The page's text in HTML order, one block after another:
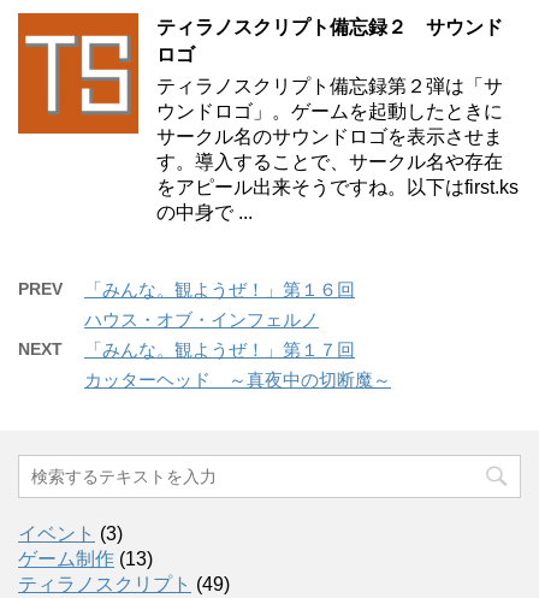
ティラノスクリプト備忘録２ サウンド
ロゴ
ティラノスクリプト備忘録第２弾は「サ
ウンドロゴ」。ゲームを起動したときに
サークル名のサウンドロゴを表示させま
す。導入することで、サークル名や存在
をアピール出来そうですね。以下はfirst.ks
の中身で ...
PREV
「みんな。観ようぜ！」第１６回
ハウス・オブ・インフェルノ
NEXT
「みんな。観ようぜ！」第１７回
カッターヘッド ～真夜中の切断魔～
イベント (3)
ゲーム制作 (13)
ティラノスクリプト (49)